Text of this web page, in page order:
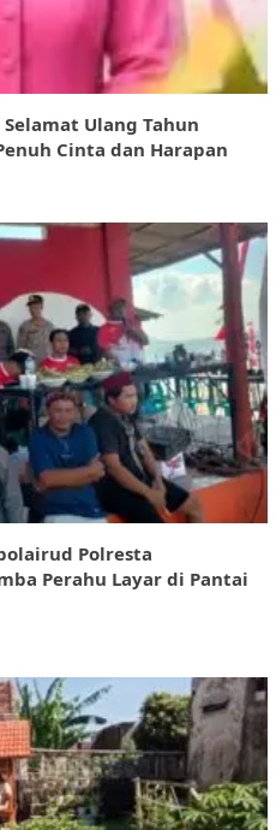
Ulang Tahun
Cinta dan Harapan
Polresta
Perahu Layar di Pantai